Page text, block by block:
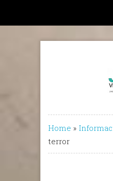
Home »
terror